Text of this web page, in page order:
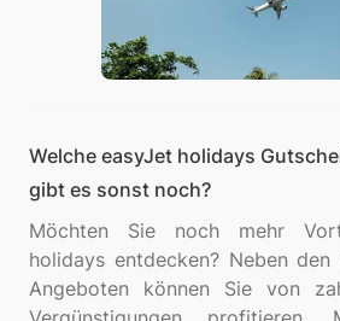
Welche easyJet holidays
gibt es sonst noch?
Möchten Sie noch mehr
holidays entdecken? Neben
Angeboten können Sie von